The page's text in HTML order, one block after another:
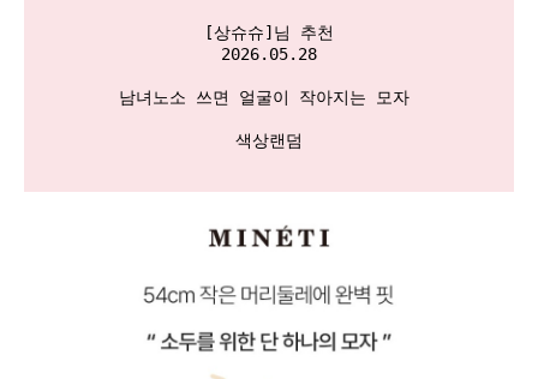
[상슈슈]님 추천
2026.05.28
남녀노소 쓰면 얼굴이 작아지는 모자
색상랜덤